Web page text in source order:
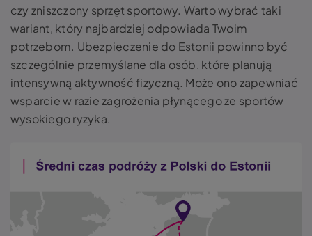
czy zniszczony sprzęt sportowy. Warto wybrać taki
wariant, który najbardziej odpowiada Twoim
potrzebom. Ubezpieczenie do Estonii powinno być
szczególnie przemyślane dla osób, które planują
intensywną aktywność fizyczną. Może ono zapewniać
wsparcie w razie zagrożenia płynącego ze sportów
wysokiego ryzyka.